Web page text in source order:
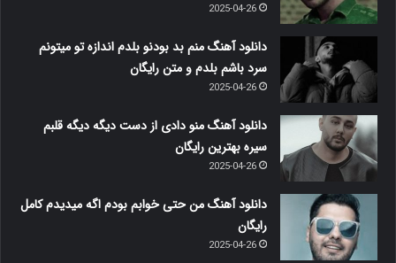
2025-04-26
دانلود آهنگ منم بد بودنو بلدم اندازه تو میتونم
سرد باشم بلدم و متن رایگان
2025-04-26
دانلود آهنگ منو دادی از دست دیگه دیگه قلبم
سیره بهترین رایگان
2025-04-26
دانلود آهنگ من حتی خوابم بودم اگه میدیدم کامل
رایگان
2025-04-26